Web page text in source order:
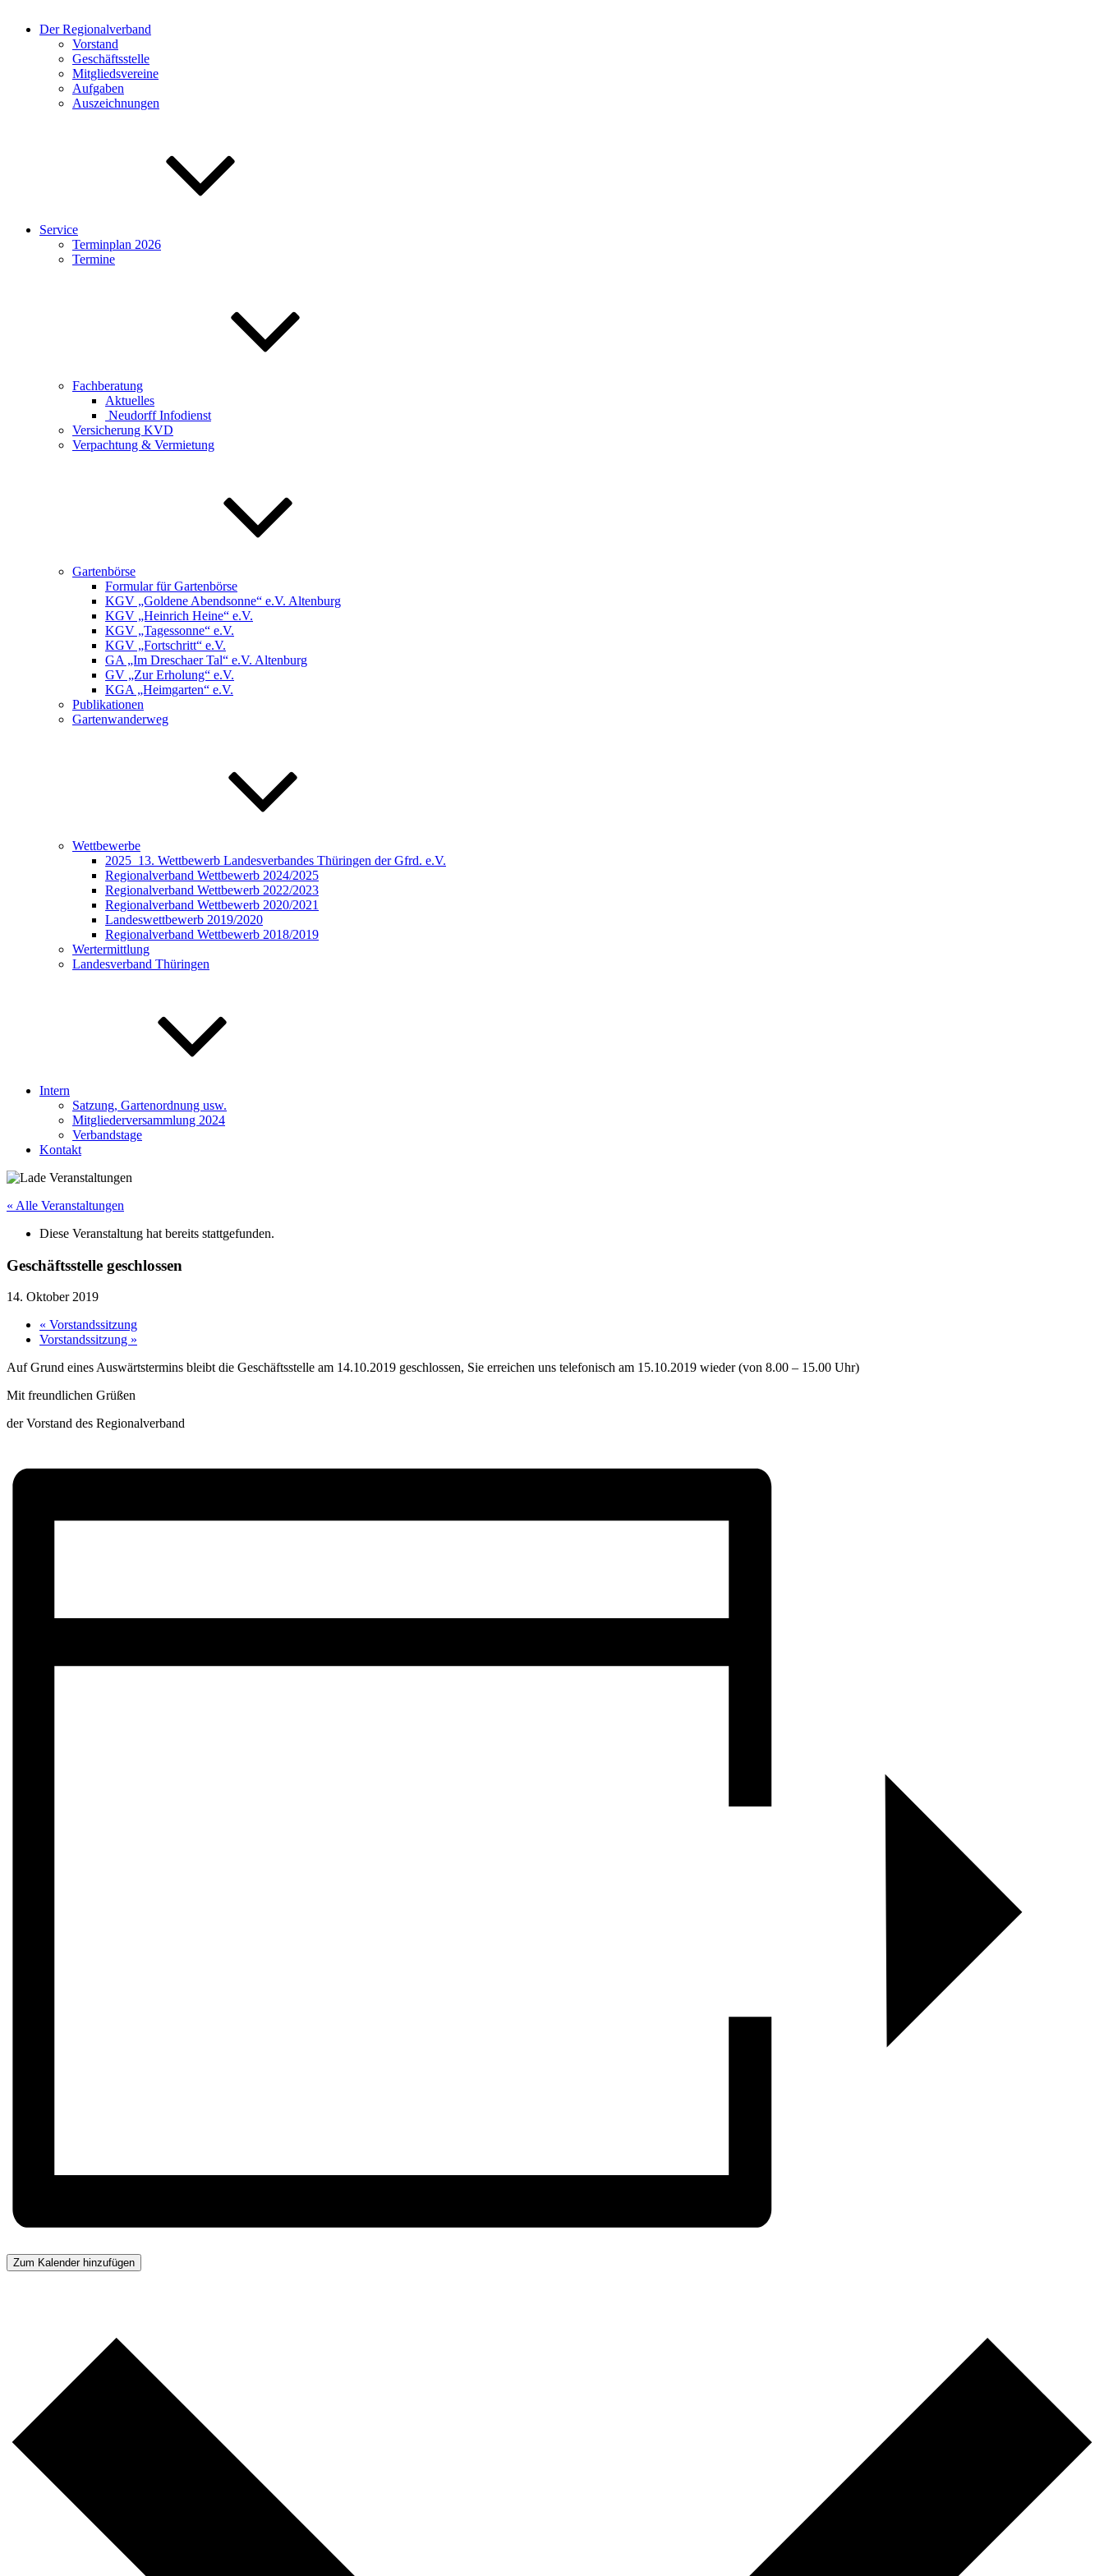
Der Regionalverband
Vorstand
Geschäftsstelle
Mitgliedsvereine
Aufgaben
Auszeichnungen
Service
Terminplan 2026
Termine
Fachberatung
Aktuelles
Neudorff Infodienst
Versicherung KVD
Verpachtung & Vermietung
Gartenbörse
Formular für Gartenbörse
KGV „Goldene Abendsonne“ e.V. Altenburg
KGV „Heinrich Heine“ e.V.
KGV „Tagessonne“ e.V.
KGV „Fortschritt“ e.V.
GA „Im Dreschaer Tal“ e.V. Altenburg
GV „Zur Erholung“ e.V.
KGA „Heimgarten“ e.V.
Publikationen
Gartenwanderweg
Wettbewerbe
2025_13. Wettbewerb Landesverbandes Thüringen der Gfrd. e.V.
Regionalverband Wettbewerb 2024/2025
Regionalverband Wettbewerb 2022/2023
Regionalverband Wettbewerb 2020/2021
Landeswettbewerb 2019/2020
Regionalverband Wettbewerb 2018/2019
Wertermittlung
Landesverband Thüringen
Intern
Satzung, Gartenordnung usw.
Mitgliederversammlung 2024
Verbandstage
Kontakt
« Alle Veranstaltungen
Diese Veranstaltung hat bereits stattgefunden.
Geschäftsstelle geschlossen
14. Oktober 2019
« Vorstandssitzung
Vorstandssitzung »
Auf Grund eines Auswärtstermins bleibt die Geschäftsstelle am 14.10.2019 geschlossen, Sie erreichen uns telefonisch am 15.10.2019 wieder (von 8.00 – 15.00 Uhr)
Mit freundlichen Grüßen
der Vorstand des Regionalverband
Zum Kalender hinzufügen